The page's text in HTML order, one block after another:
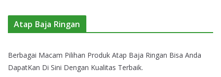
Atap Baja Ringan
Berbagai Macam Pilihan Produk Atap Baja Ringan Bisa Anda
DapatKan Di Sini Dengan Kualitas Terbaik.